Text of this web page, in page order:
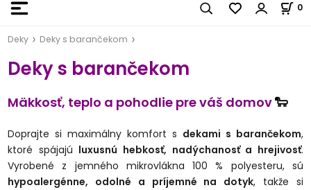
0
Deky Deky s barančekom
Deky s barančekom
Mäkkosť, teplo a pohodlie pre váš domov🐑
Doprajte si maximálny komfort s dekami s barančekom,
ktoré spájajú luxusnú hebkosť, nadýchanosť a hrejivosť.
Vyrobené z jemného mikrovlákna 100 % polyesteru, sú
hypoalergénne, odolné a príjemné na dotyk, takže si